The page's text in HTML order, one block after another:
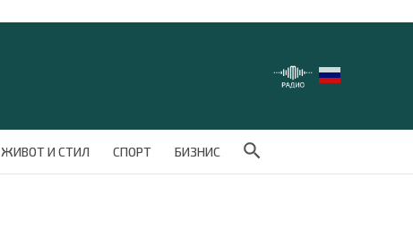
ЖИВОТ И СТИЛ СПОРТ БИЗНИС
Search Button